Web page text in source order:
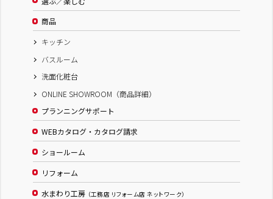
商品
キッチン
バスルーム
洗面化粧台
ONLINE SHOWROOM（商品詳細）
プランニングサポート
WEBカタログ・カタログ請求
ショールーム
リフォーム
水まわり工房 （工務店 リフォーム店 ネットワーク）